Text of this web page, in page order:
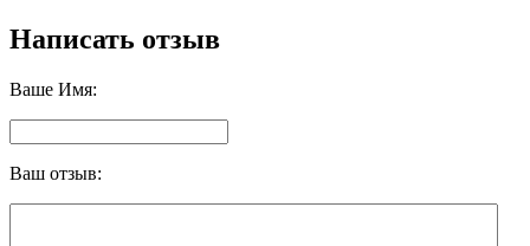
Написать отзыв
Ваше Имя:
Ваш отзыв: